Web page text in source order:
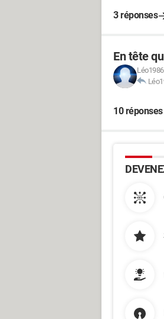
3 réponses
En tête
Léo1986
10 réponses